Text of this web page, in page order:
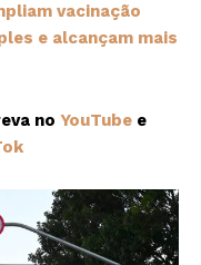
vacinação
e alcançam mais
no YouTube e